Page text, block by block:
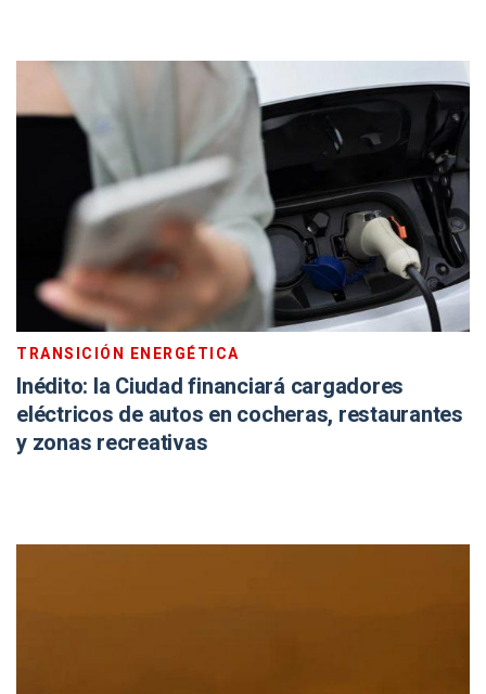
TRANSICIÓN ENERGÉTICA
Inédito: la Ciudad financiará cargadores
eléctricos de autos en cocheras, restaurantes
y zonas recreativas